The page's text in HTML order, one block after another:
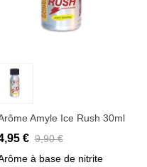
Amyle Ice Rush 30ml
€ 9,90 €
à base de nitrite